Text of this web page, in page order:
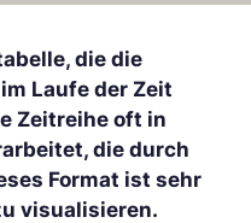
die die
Laufe der Zeit
Zeitreihe oft in
die durch
Format ist sehr
visualisieren.